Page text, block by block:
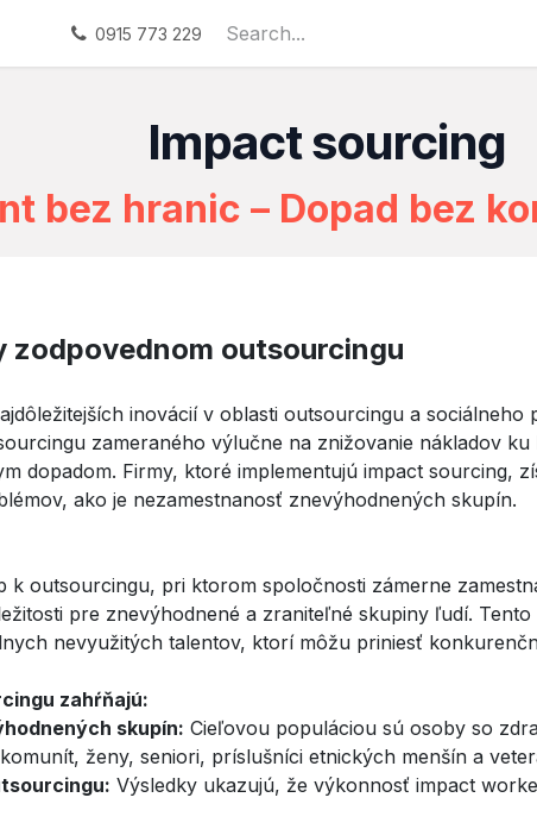
Our services Podporované zamestnávanie
0915 773 229
Impact sourcing
bez hranic – Dopad bez
zodpovednom outsourcingu
inovácií v oblasti outsourcingu a
zameraného výlučne na znižovanie nákladov
dopadom. Firmy, ktoré implementujú impact sourcing,
ako je nezamestnanosť znevýhodnených skupín.
k outsourcingu, pri ktorom spoločnosti zámerne
pre znevýhodnené a zraniteľné skupiny ľudí.
nevyužitých talentov, ktorí môžu priniesť
zahŕňajú:
skupín: Cieľovou populáciou sú osoby so
ženy, seniori, príslušníci etnických menšín a
Výsledky ukazujú, že výkonnosť impact